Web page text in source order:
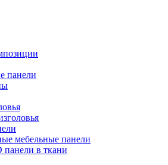
панели
мебельные панели
панели в ткани